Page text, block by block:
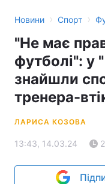
Новини › Спорт ›
"Не має
футболі": у
знайшли
тренера-
ЛАРИСА КОЗОВА
13:43, 14.03.24